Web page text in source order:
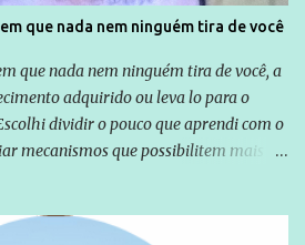
que nada nem ninguém tira de você
que nada nem ninguém tira de você, a
adquirido ou leva lo para o
dividir o pouco que aprendi com o
mecanismos que possibilitem mais e
que além de informação